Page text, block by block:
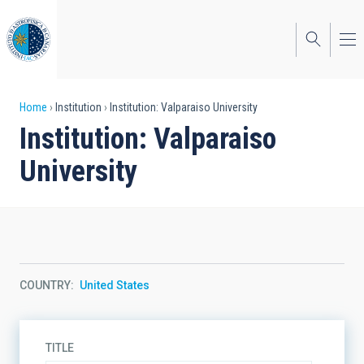
to
main
content
Breadcrumb
Home Institution Institution: Valparaiso University
Institution: Valparaiso
University
COUNTRY United States
TITLE